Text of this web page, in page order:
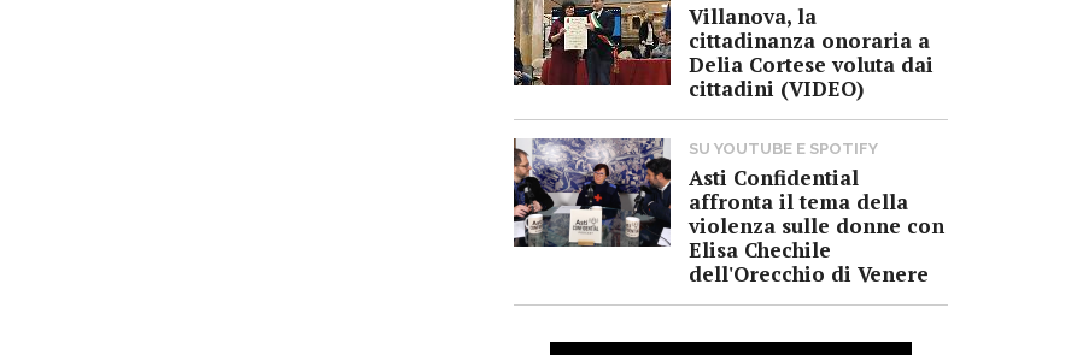
Villanova, la
cittadinanza onoraria a
Delia Cortese voluta dai
cittadini (VIDEO)
SU YOUTUBE E SPOTIFY
Asti Confidential
affronta il tema della
violenza sulle donne con
Elisa Chechile
dell'Orecchio di Venere